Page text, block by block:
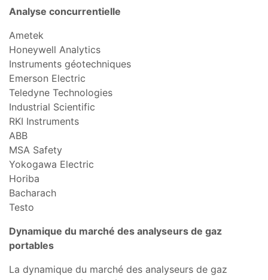
Analyse concurrentielle
Ametek
Honeywell Analytics
Instruments géotechniques
Emerson Electric
Teledyne Technologies
Industrial Scientific
RKI Instruments
ABB
MSA Safety
Yokogawa Electric
Horiba
Bacharach
Testo
Dynamique du marché des analyseurs de gaz
portables
La dynamique du marché des analyseurs de gaz